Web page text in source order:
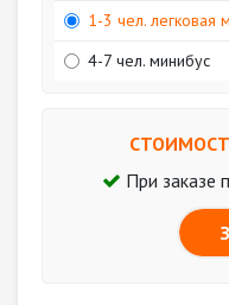
1-3 чел. легковая
4-7 чел. минибус
При заказе